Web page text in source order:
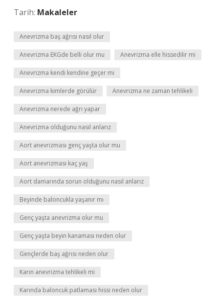
Tarih: Makaleler
Anevrizma baş ağrısı nasıl olur
Anevrizma EKGde belli olur mu Anevrizma elle hissedilir mi
Anevrizma kendi kendine geçer mi
Anevrizma kimlerde görülür Anevrizma ne zaman tehlikeli
Anevrizma nerede ağrı yapar
Anevrizma olduğunu nasıl anlarız
Aort anevrizması genç yaşta olur mu
Aort anevrizması kaç yaş
Aort damarında sorun olduğunu nasıl anlarız
Beyinde baloncukla yaşanır mı
Genç yaşta anevrizma olur mu
Genç yaşta beyin kanaması neden olur
Gençlerde baş ağrısı neden olur
Karın anevrizma tehlikeli mi
Karında baloncuk patlaması hissi neden olur